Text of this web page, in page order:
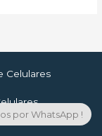
Celulares
por WhatsApp !